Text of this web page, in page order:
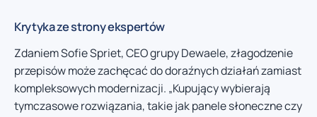
Krytyka ze strony ekspertów
Zdaniem Sofie Spriet, CEO grupy Dewaele, złagodzenie
przepisów może zachęcać do doraźnych działań zamiast
kompleksowych modernizacji. „Kupujący wybierają
tymczasowe rozwiązania, takie jak panele słoneczne czy